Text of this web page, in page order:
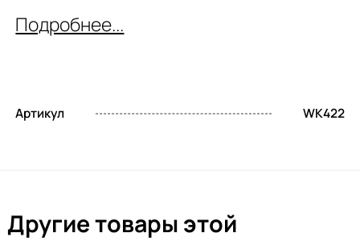
Подробнее...
Артикул WK422
Другие товары этой